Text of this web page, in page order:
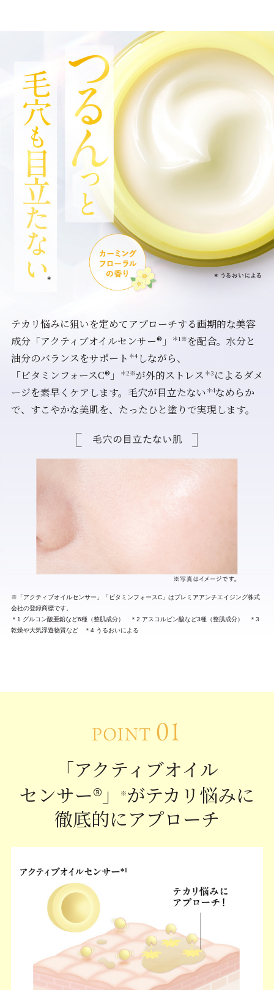
テカリ悩みに狙いを定めてアプローチする画期的な美容
成分「アクティブオイルセンサー®」
＊1※ を配合。水分と
油分のバランスをサポート ＊4しながら、
「ビタミンフォースC®」
＊2※が外的ストレス ＊3 によるダメ
ージを素早くケアします。毛穴が目立たない ＊4なめらか
で、すこやかな美肌を、たったひと塗りで実現します。
※「アクティブオイルセンサー」「ビタミンフォースC」はプレミアアンチエイジング株式
会社の登録商標です。
＊1 グルコン酸亜鉛など6種（整肌成分） ＊2 アスコルビン酸など3種（整肌成分） ＊3
乾燥や大気浮遊物質など ＊4 うるおいによる
「アクティブオイル
センサー®」
※ がテカリ悩みに
徹底的にアプローチ